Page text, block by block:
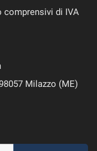
di IVA
Milazzo (ME)